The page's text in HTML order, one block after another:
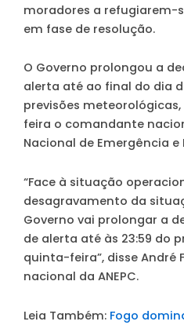
moradores a refugiarem-
em fase de resolução.
O Governo prolongou a
alerta até ao final do dia
previsões
feira o comandante
Nacional de Emergência e
“Face à situação
desagravamento da
Governo vai prolongar a
de alerta até às 23:59 do
quinta-feira”, disse André
nacional da ANEPC.
Leia Também: Fogo